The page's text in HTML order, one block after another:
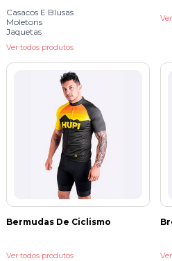
Casacos E Blusas
Moletons
Jaquetas
Ver todos produtos
Bermudas De Ciclismo
Ver todos produtos